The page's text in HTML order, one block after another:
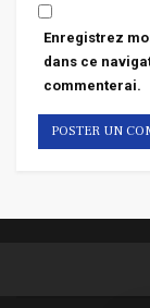
Enregistrez
dans ce
commenterai.